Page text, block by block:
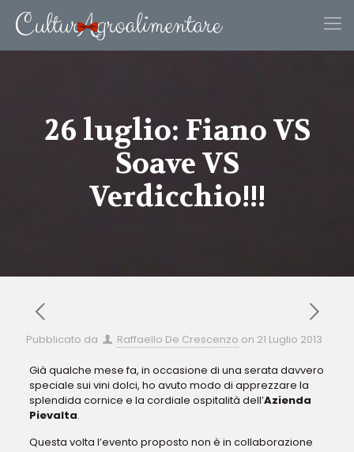
26 luglio: Fiano VS
Soave VS
Verdicchio!!!
Pubblicato da Raffaello De Crescenzo on 21 Luglio 2013
Già qualche mese fa, in occasione di una serata davvero
speciale sui vini dolci, ho avuto modo di apprezzare la
splendida cornice e la cordiale ospitalità dell’Azienda
Pievalta.
Questa volta l’evento proposto non è in collaborazione